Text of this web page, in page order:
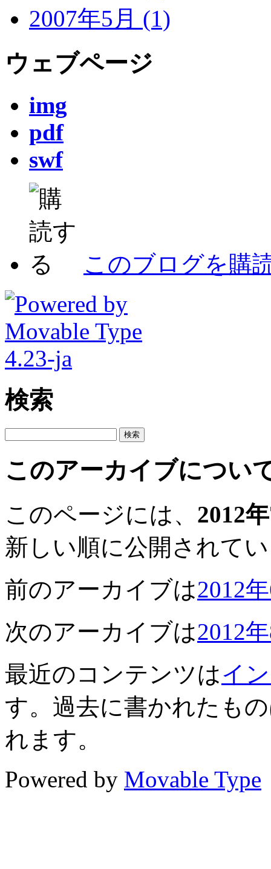
2007年5月 (1)
ウェブページ
img
pdf
swf
このブログを購
検索
このアーカイブについ
このページには、 2012
新しい順に公開されて
前のアーカイブは2012
次のアーカイブは2012
最近のコンテンツはイ
す。過去に書かれたも
れます。
Powered by Movable Type